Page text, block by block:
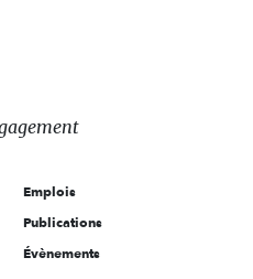
Emplois
Publications
Évènements